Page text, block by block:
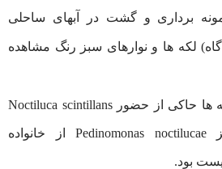
برداری و گشت در آبهای ساحلی
لکه ها و ﻧﻮارﻫﺎی ﺳﺒﺰ رنگ مشاهده
ﺑﺮرسی آزمایشگاهی نمونه ها حاکی از حضور Noctiluca scintillans
به همراه ریزجلبک سبز Pedinomonas noctilucae از خانواده